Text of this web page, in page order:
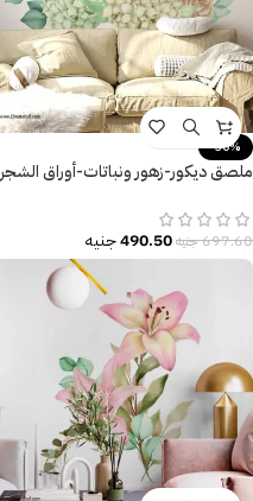
-30%
ملصق ديكور-زهور ونباتات-أوراق
697.60جنيه490.50جنيه